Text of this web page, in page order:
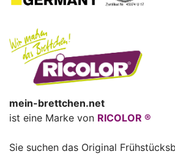
mein-brettchen.net
ist eine Marke von RICOLOR ®
Sie suchen das Original